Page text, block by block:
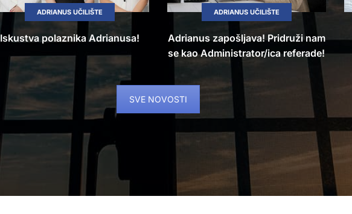
ADRIANUS UČILIŠTE
Iskustva polaznika Adrianusa!
ADRIANUS UČILIŠTE
Adrianus zapošljava! Pridruži nam
se kao Administrator/ica referade!
SVE NOVOSTI